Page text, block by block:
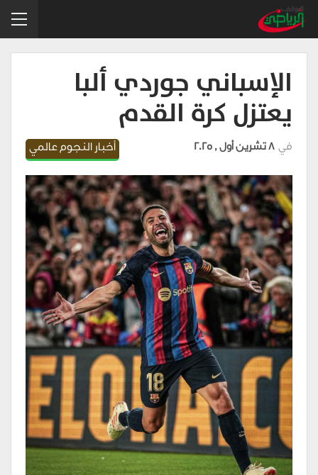
الإسباني جوردي ألبا
يعتزل كرة القدم
أخبار النجوم عالمي في 8 تشرين أول , 2025